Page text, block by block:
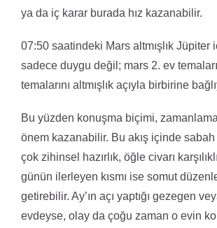
ya da iç karar burada hız kazanabilir.
07:50 saatindeki Mars altmışlık Jüpiter
sadece duygu değil; mars 2. ev
temalarını altmışlık açıyla birbirine
Bu yüzden konuşma biçimi, zamanlama
önem kazanabilir. Bu akış içinde
çok zihinsel hazırlık, öğle civarı
günün ilerleyen kısmı ise somut
getirebilir. Ay’ın açı yaptığı gezegen
evdeyse, olay da çoğu zaman o evin